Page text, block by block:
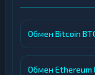
Обмен Bitcoin
Обмен Ethereum